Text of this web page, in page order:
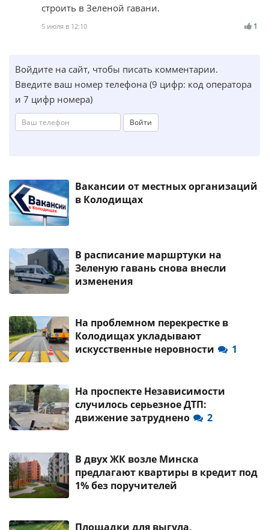
строить в Зеленой гавани.
5 июля в 12:10 1
Войдите на сайт, чтобы писать комментарии.
Введите ваш номер телефона (9 цифр: код оператора
и 7 цифр номера)
Войти
Вакансии от местных организаций
в Колодищах
В расписание маршртуки на
Зеленую гавань снова внесли
изменения
На проблемном перекрестке в
Колодищах укладывают
искусственные неровности
1
На проспекте Независимости
случилось серьезное ДТП:
движение затруднено
2
В двух ЖК возле Минска
предлагают квартиры в кредит под
1% без поручителей
Площадки для выгула,